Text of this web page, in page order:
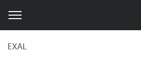
EXAL